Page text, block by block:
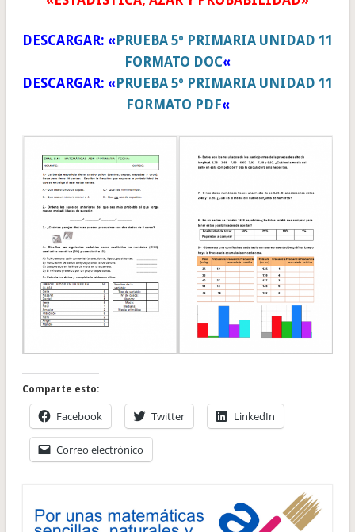
DESCARGAR: « PRUEBA 5º PRIMARIA UNIDAD 11
FORMATO DOC«
DESCARGAR: « PRUEBA 5º PRIMARIA UNIDAD 11
FORMATO PDF«
Comparte esto:
Facebook Twitter LinkedIn
Correo electrónico